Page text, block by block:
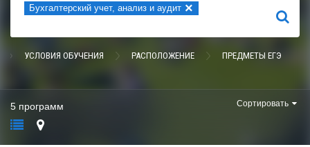
Бухгалтерский учет, анализ и аудит ×
НАЙТИ
УСЛОВИЯ ОБУЧЕНИЯ РАСПОЛОЖЕНИЕ ПРЕДМЕТЫ ЕГЭ
5 программ Сортировать